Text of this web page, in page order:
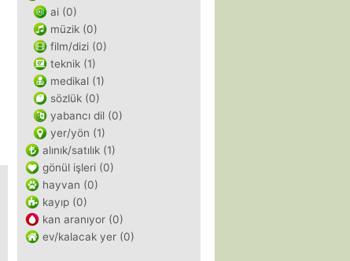
ai (0)
müzik (0)
film/dizi (0)
teknik (1)
medikal (1)
sözlük (0)
yabancı dil (0)
yer/yön (1)
alınık/satılık (1)
gönül işleri (0)
hayvan (0)
kayıp (0)
kan aranıyor (0)
ev/kalacak yer (0)